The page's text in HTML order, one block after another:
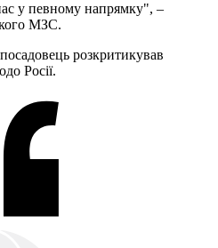
у певному напрямку", ‒
МЗС.
розкритикував
Росії.